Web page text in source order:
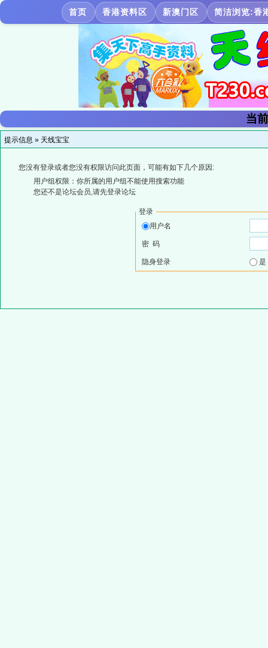
首页 香港资料区 新澳门区 简洁浏览:香
当
提示信息 » 天线宝宝
您没有登录或者您没有权限访问此页面，可能有如下几个原因:
用户组权限：你所属的用户组不能使用搜索功能
您还不是论坛会员,请先登录论坛
登录
用户名
密 码
隐身登录